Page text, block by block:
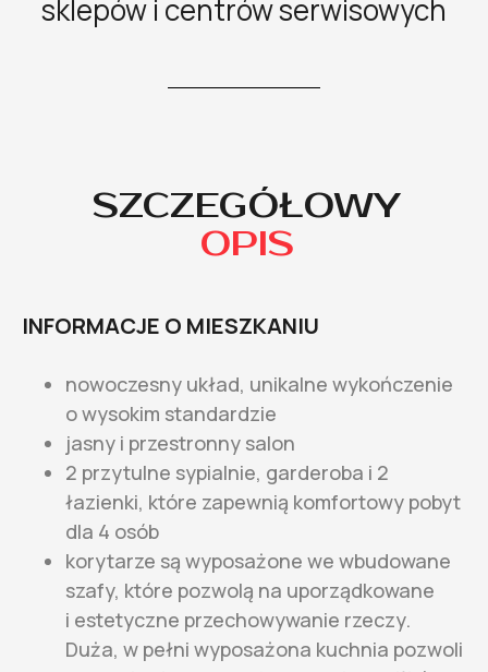
sklepów i centrów serwisowych
SZCZEGÓŁOWY
OPIS
INFORMACJE O MIESZKANIU
nowoczesny układ, unikalne wykończenie
o wysokim standardzie
jasny i przestronny salon
2 przytulne sypialnie, garderoba i 2
łazienki, które zapewnią komfortowy pobyt
dla 4 osób
korytarze są wyposażone we wbudowane
szafy, które pozwolą na uporządkowane
i estetyczne przechowywanie rzeczy.
Duża, w pełni wyposażona kuchnia pozwoli